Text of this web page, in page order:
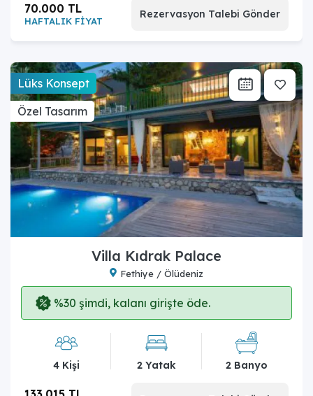
HAFTALIK FİYAT
70.000 TL Rezervasyon Talebi Gönder
Lüks Konsept
Özel Tasarım
Villa Kıdrak Palace
Fethiye / Ölüdeniz
%30 şimdi, kalanı girişte öde.
4 Kişi 2 Yatak 2 Banyo